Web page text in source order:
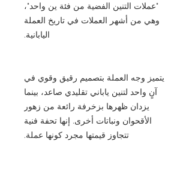
"عملات التنين الفضية من فئة ين واحد"،
وهي من أشهر العملات في تاريخ العملة
اليابانية.
يتميز وجه العملة بتصميم رقيق وقوي في
آنٍ واحد لتنين ياباني تقليدي صاعد، بينما
يزدان ظهرها بزخرفة رائعة من زهور
الأقحوان ونباتات أخرى. إنها تحفة فنية
تتجاوز قيمتها مجرد كونها عملة.